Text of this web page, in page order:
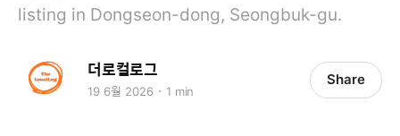
listing in Dongseon-dong, Seongbuk-gu.
더로컬로그
19 6월 2026 1 min
Share